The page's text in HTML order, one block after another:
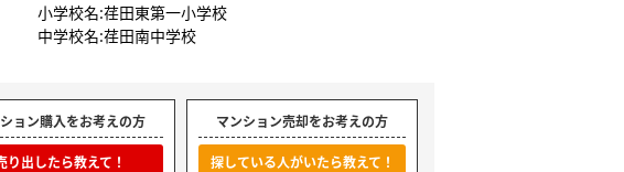
小学校名:荏田東第一小学校
中学校名:荏田南中学校
ョン購入をお考えの方
り出したら教えて！
マンション売却をお考えの方
探している人がいたら教えて！